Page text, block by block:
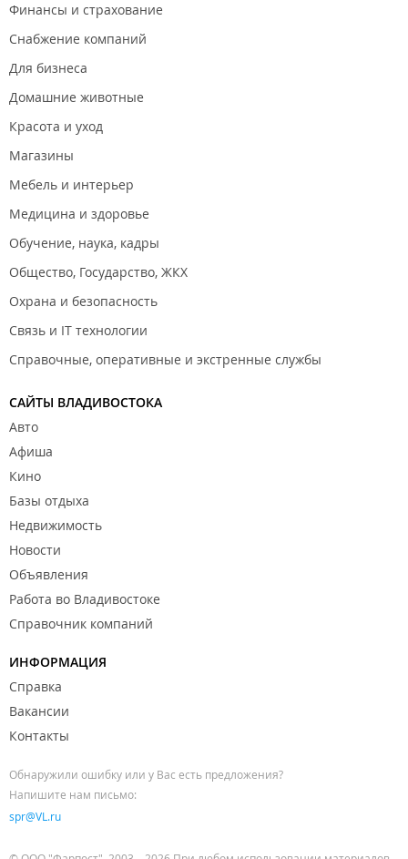
Финансы и страхование
Снабжение компаний
Для бизнеса
Домашние животные
Красота и уход
Магазины
Мебель и интерьер
Медицина и здоровье
Обучение, наука, кадры
Общество, Государство, ЖКХ
Охрана и безопасность
Связь и IT технологии
Справочные, оперативные и экстренные службы
САЙТЫ ВЛАДИВОСТОКА
Авто
Афиша
Кино
Базы отдыха
Недвижимость
Новости
Объявления
Работа во Владивостоке
Справочник компаний
ИНФОРМАЦИЯ
Справка
Вакансии
Контакты
Обнаружили ошибку или у Вас есть предложения?
Напишите нам письмо:
spr@VL.ru